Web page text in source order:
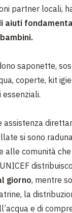
partner locali,
aiuti
saponette,
coperte, kit
assistenza
si sono
alle comunità
giorno, mentre
la
e di